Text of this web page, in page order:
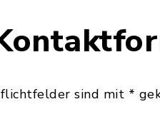
sind mit *